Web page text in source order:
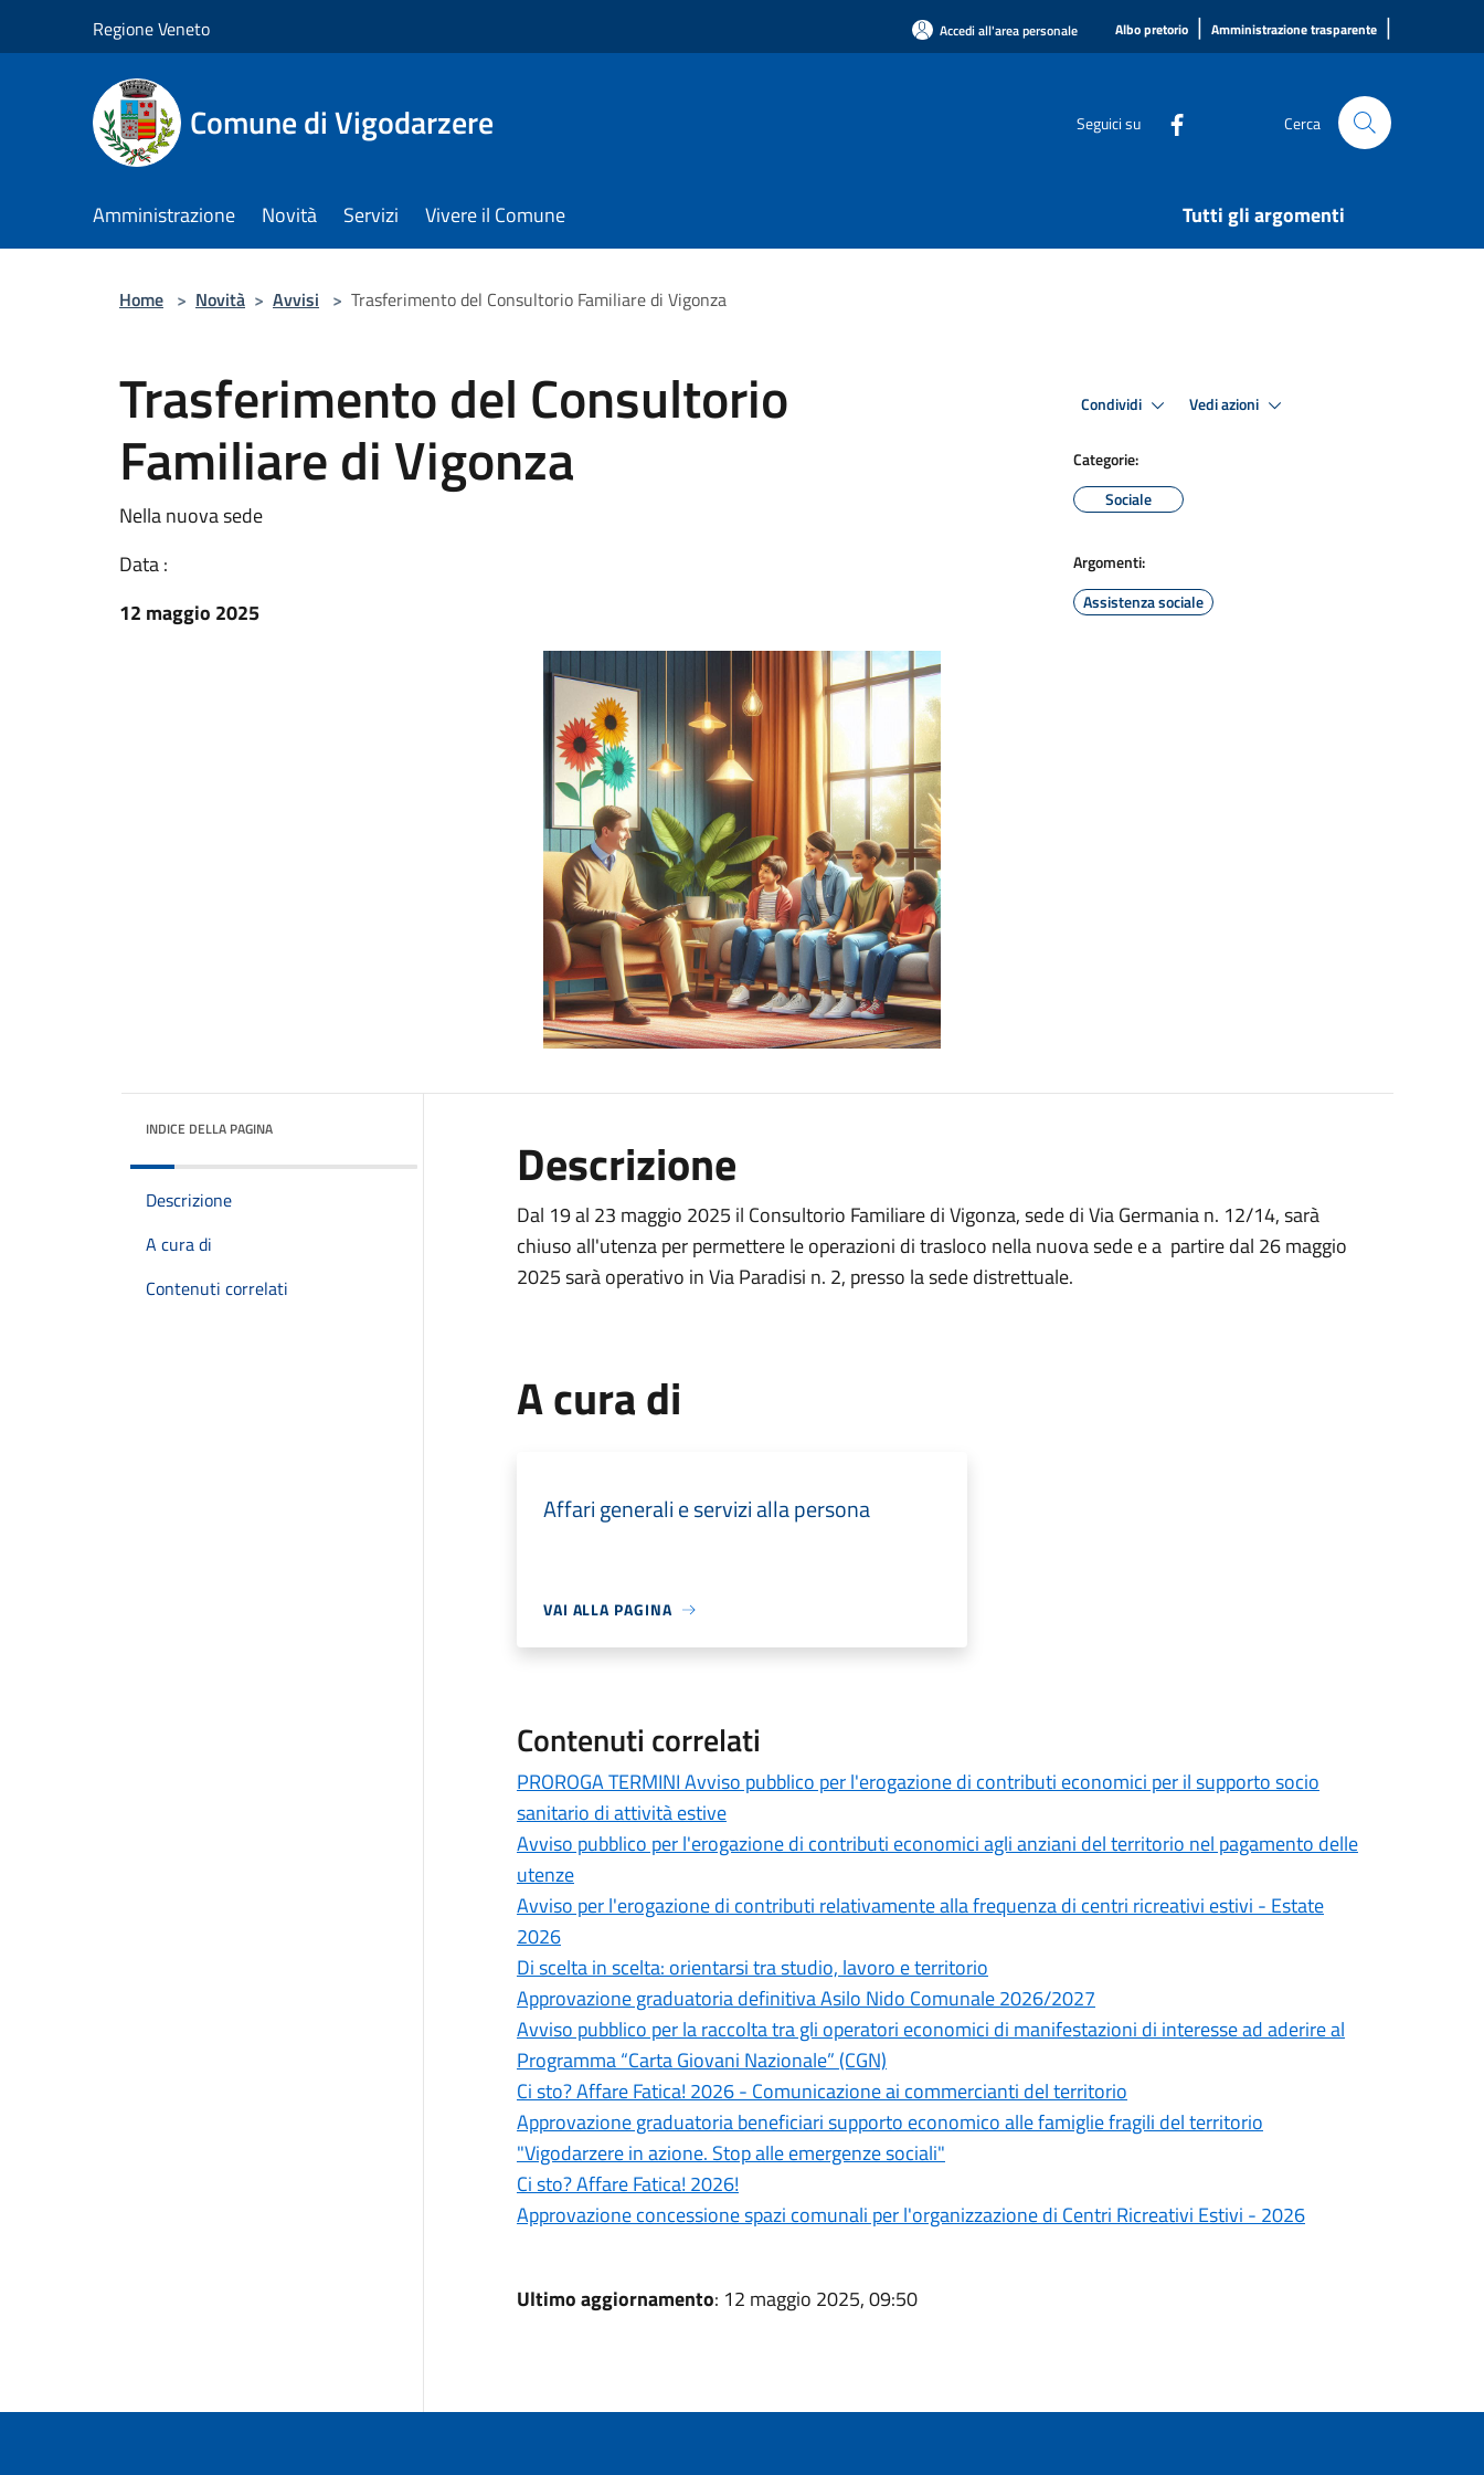
Regione Veneto Accedi all'area personale Albo pretorio | Amministrazione trasparente |
Comune di Vigodarzere Seguici su Cerca
Amministrazione Novità Servizi Vivere il Comune Tutti gli argomenti
Home > Novità > Avvisi > Trasferimento del Consultorio Familiare di Vigonza
Trasferimento del Consultorio
Familiare di Vigonza
Nella nuova sede
Data :
12 maggio 2025
Condividi Vedi azioni
Categorie:
Sociale
Argomenti:
Assistenza sociale
INDICE DELLA PAGINA
Descrizione
A cura di
Contenuti correlati
Descrizione
Dal 19 al 23 maggio 2025 il Consultorio Familiare di Vigonza, sede di Via Germania n. 12/14, sarà
chiuso all'utenza per permettere le operazioni di trasloco nella nuova sede e a partire dal 26 maggio
2025 sarà operativo in Via Paradisi n. 2, presso la sede distrettuale.
A cura di
Affari generali e servizi alla persona
VAI ALLA PAGINA
Contenuti correlati
PROROGA TERMINI Avviso pubblico per l'erogazione di contributi economici per il supporto socio
sanitario di attività estive
Avviso pubblico per l'erogazione di contributi economici agli anziani del territorio nel pagamento delle
utenze
Avviso per l'erogazione di contributi relativamente alla frequenza di centri ricreativi estivi - Estate
2026
Di scelta in scelta: orientarsi tra studio, lavoro e territorio
Approvazione graduatoria definitiva Asilo Nido Comunale 2026/2027
Avviso pubblico per la raccolta tra gli operatori economici di manifestazioni di interesse ad aderire al
Programma “Carta Giovani Nazionale” (CGN)
Ci sto? Affare Fatica! 2026 - Comunicazione ai commercianti del territorio
Approvazione graduatoria beneficiari supporto economico alle famiglie fragili del territorio
"Vigodarzere in azione. Stop alle emergenze sociali"
Ci sto? Affare Fatica! 2026!
Approvazione concessione spazi comunali per l'organizzazione di Centri Ricreativi Estivi - 2026
Ultimo aggiornamento: 12 maggio 2025, 09:50